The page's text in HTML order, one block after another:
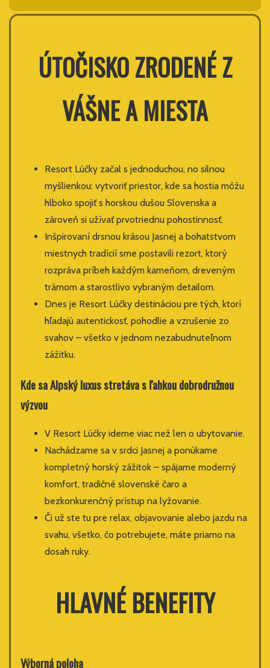
ÚTOČISKO ZRODENÉ Z
VÁŠNE A MIESTA
Resort Lúčky začal s jednoduchou, no silnou
myšlienkou: vytvoriť priestor, kde sa hostia môžu
hlboko spojiť s horskou dušou Slovenska a
zároveň si užívať prvotriednu pohostinnosť.
Inšpirovaní drsnou krásou Jasnej a bohatstvom
miestnych tradícií sme postavili rezort, ktorý
rozpráva príbeh každým kameňom, dreveným
trámom a starostlivo vybraným detailom.
Dnes je Resort Lúčky destináciou pre tých, ktorí
hľadajú autentickosť, pohodlie a vzrušenie zo
svahov – všetko v jednom nezabudnuteľnom
zážitku.
Kde sa Alpský luxus stretáva s ľahkou dobrodružnou
výzvou
V Resort Lúčky ideme viac než len o ubytovanie.
Nachádzame sa v srdci Jasnej a ponúkame
kompletný horský zážitok – spájame moderný
komfort, tradičné slovenské čaro a
bezkonkurenčný prístup na lyžovanie.
Či už ste tu pre relax, objavovanie alebo jazdu na
svahu, všetko, čo potrebujete, máte priamo na
dosah ruky.
HLAVNÉ BENEFITY
Výborná poloha